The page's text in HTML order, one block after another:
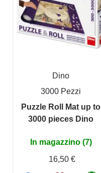
Dino
3000 Pezzi
Puzzle Roll Mat up to
3000 pieces Dino
In magazzino (7)
16,50 €